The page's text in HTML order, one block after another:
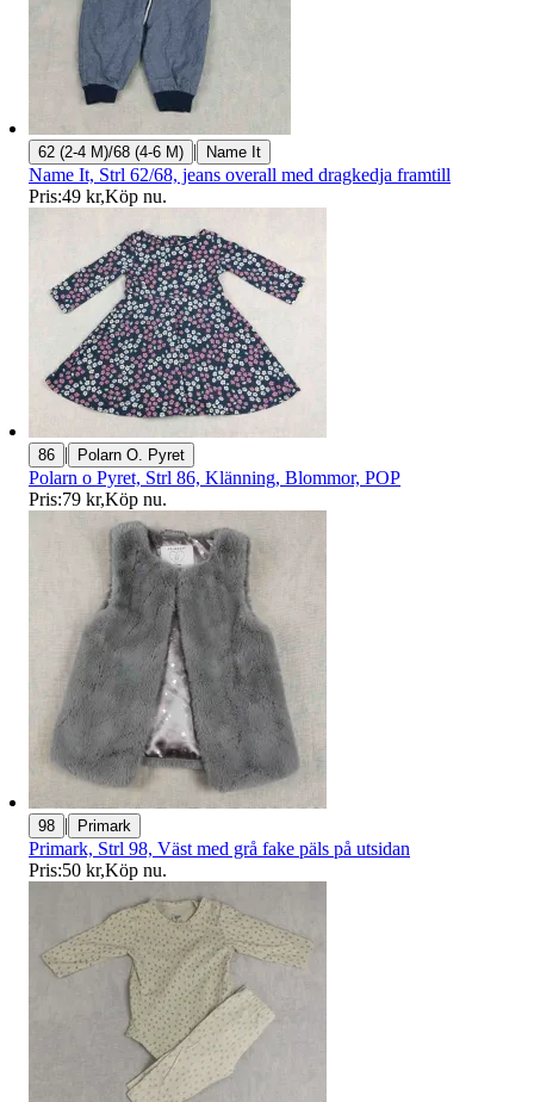
62 (2-4 M)/68 (4-6 M) | Name It
Name It, Strl 62/68, jeans overall med dragkedja framtill
Pris:49 kr,Köp nu.
86 | Polarn O. Pyret
Polarn o Pyret, Strl 86, Klänning, Blommor, POP
Pris:79 kr,Köp nu.
98 | Primark
Primark, Strl 98, Väst med grå fake päls på utsidan
Pris:50 kr,Köp nu.